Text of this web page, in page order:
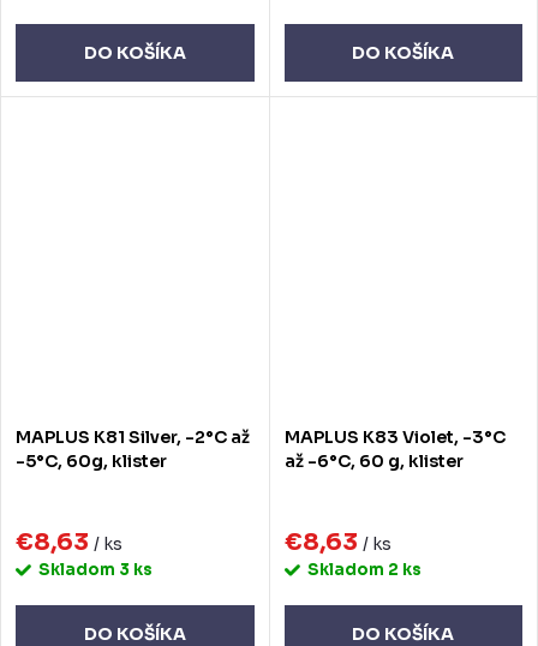
DO KOŠÍKA DO KOŠÍKA
MAPLUS K81 Silver, -2°C až
-5°C, 60g, klister
€8,63 / ks
Skladom 3 ks
DO KOŠÍKA
MAPLUS K83 Violet, -3°C
až -6°C, 60 g, klister
€8,63 / ks
Skladom 2 ks
DO KOŠÍKA